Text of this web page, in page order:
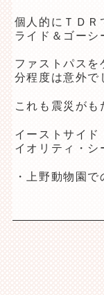
個人的にＴＤＲ
ライド＆ゴーシ
ファストパスを
分程度は意外で
これも震災がも
イーストサイ
イオリティ・シ
・上野動物園